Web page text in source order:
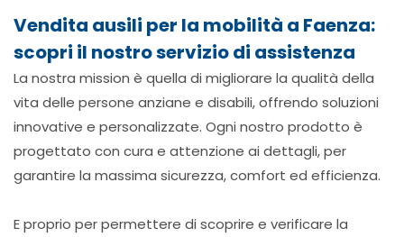
Vendita ausili per la mobilità a Faenza:
scopri il nostro servizio di assistenza
La nostra mission è quella di migliorare la qualità della
vita delle persone anziane e disabili, offrendo soluzioni
innovative e personalizzate. Ogni nostro prodotto è
progettato con cura e attenzione ai dettagli, per
garantire la massima sicurezza, comfort ed efficienza.
E proprio per permettere di scoprire e verificare la